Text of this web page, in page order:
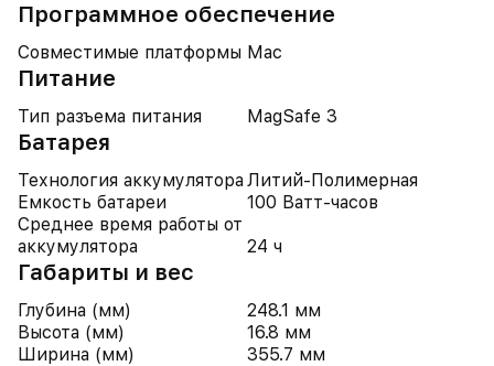
Программное обеспечение
Совместимые платформы Mac
Питание
Тип разъема питания MagSafe 3
Батарея
Технология аккумулятора Литий-Полимерная
Емкость батареи
100 Ватт-часов
Среднее время работы от
аккумулятора
24 ч
Габариты и вес
Глубина (мм)
248.1 мм
Высота (мм)
16.8 мм
Ширина (мм)
355.7 мм